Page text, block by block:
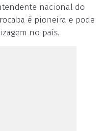
nacional do
é pioneira e pode
no país.